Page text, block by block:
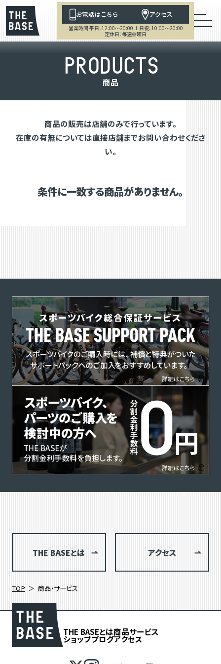
お電話はこちら アクセス
営業時間 平日：12:00～20:00 土日祝：10:00～20:00
定休日：毎週金曜日
PRODUCTS
商品
商品の販売は店舗のみで行っています。
在庫の有無については直接店舗までお問い合わせくださ
い。
条件に一致する商品がありません。
THE BASEとは アクセス
TOP 商品・サービス
THE BASEとは商品サービス
ショップブログアクセス